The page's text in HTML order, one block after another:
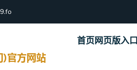
首页网页版入口